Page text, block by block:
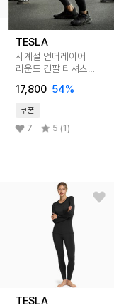
TESLA
사계절 언더레이어
라운드 긴팔 티셔츠
17,800 54%
쿠폰
7 5 (1)
TESLA